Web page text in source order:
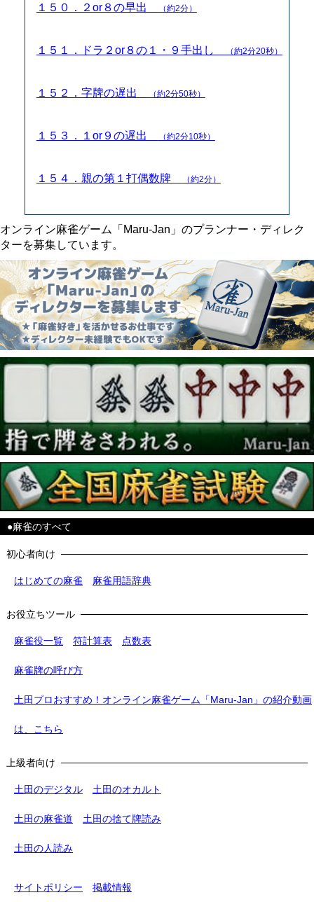
１５０．２or８の早出 （約2分）
１５１．ドラ２or８の１・９手出し （約2分20秒）
１５２．字牌の遅出 （約2分50秒）
１５３．１or９の遅出 （約2分10秒）
１５４．親の第１打偶数牌 （約2分）
オンライン麻雀ゲーム「Maru-Jan」のプランナー・ディレク
ターを募集しています。
●麻雀のすべて
初心者向け
はじめての麻雀 麻雀用語辞典
お役立ちツール
麻雀役一覧 符計算表 点数表
麻雀牌の呼び方
土田プロおすすめ！オンライン麻雀ゲーム「Maru-Jan」の紹介動画
は、こちら
上級者向け
土田のデジタル 土田のオカルト
土田の麻雀道 土田の捨て牌読み
土田の人読み
サイトポリシー 掲載情報